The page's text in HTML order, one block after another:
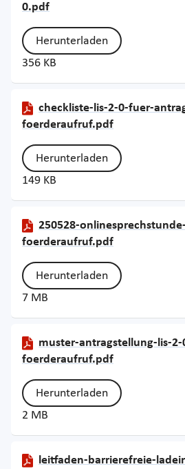
0.pdf
Herunterladen
356 KB
checkliste-lis-2-0-fuer-
foerderaufruf.pdf
Herunterladen
149 KB
250528-
foerderaufruf.pdf
Herunterladen
7 MB
muster-antragstellung-lis-2-
foerderaufruf.pdf
Herunterladen
2 MB
leitfaden-barrierefreie-